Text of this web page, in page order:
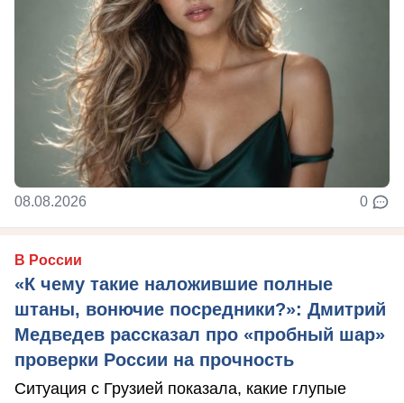
08.08.2026 0
В России
«К чему такие наложившие полные
штаны, вонючие посредники?»: Дмитрий
Медведев рассказал про «пробный шар»
проверки России на прочность
Ситуация с Грузией показала, какие глупые